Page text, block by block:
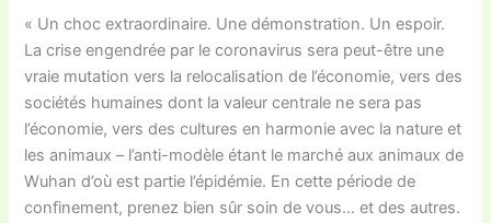
« Un choc extraordinaire. Une démonstration. Un espoir.
La crise engendrée par le coronavirus sera peut-être une
vraie mutation vers la relocalisation de l’économie, vers des
sociétés humaines dont la valeur centrale ne sera pas
l’économie, vers des cultures en harmonie avec la nature et
les animaux – l’anti-modèle étant le marché aux animaux de
Wuhan d’où est partie l’épidémie. En cette période de
confinement, prenez bien sûr soin de vous… et des autres.